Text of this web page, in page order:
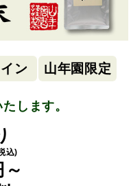
ン 山年園限定
します。
～
込)